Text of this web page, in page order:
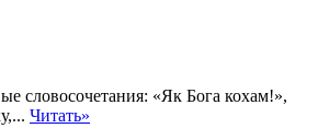
словосочетания: «Як Бога кохам!»,
Читать»